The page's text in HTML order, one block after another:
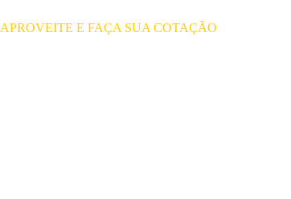
APROVEITE E FAÇA SUA COTAÇÃO